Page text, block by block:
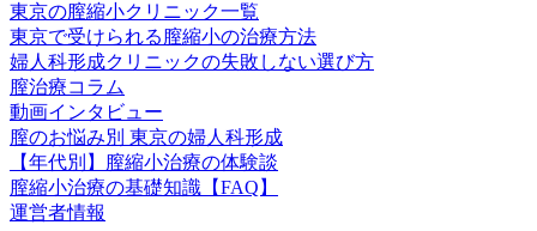
東京の膣縮小クリニック一覧
東京で受けられる膣縮小の治療方法
婦人科形成クリニックの失敗しない選び方
膣治療コラム
動画インタビュー
膣のお悩み別 東京の婦人科形成
【年代別】膣縮小治療の体験談
膣縮小治療の基礎知識【FAQ】
運営者情報